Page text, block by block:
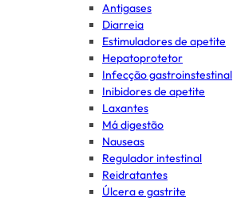
Antigases
Diarreia
Estimuladores de apetite
Hepatoprotetor
Infecção gastroinstestinal
Inibidores de apetite
Laxantes
Má digestão
Nauseas
Regulador intestinal
Reidratantes
Úlcera e gastrite